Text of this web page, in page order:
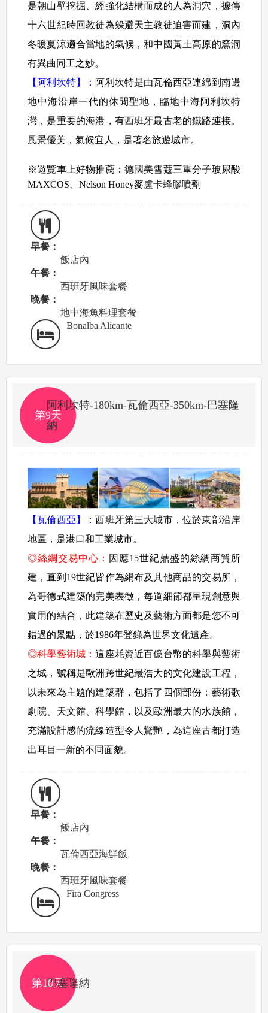
是朝山壁挖掘、經強化結構而成的人為洞穴，據傳
十六世紀時回教徒為躲避天主教徒迫害而建，洞內
冬暖夏涼適合當地的氣候，和中國黃土高原的窯洞
有異曲同工之妙。
【阿利坎特】： 阿利坎特是由瓦倫西亞連綿到南邊
地中海沿岸一代的休閒聖地，臨地中海阿利坎特
灣，是重要的海港，有西班牙最古老的鐵路連接。
風景優美，氣候宜人，是著名旅遊城市。
※遊覽車上好物推薦：德國美雪蔻三重分子玻尿酸
MAXCOS、Nelson Honey麥盧卡蜂膠噴劑
早餐：
飯店內
午餐：
西班牙風味套餐
晚餐：
地中海魚料理套餐
Bonalba Alicante
第9天
阿利坎特-180km-瓦倫西亞-350km-巴塞隆
納
【瓦倫西亞】：西班牙第三大城市，位於東部沿岸
地區，是港口和工業城市。
◎絲綢交易中心： 因應15世紀鼎盛的絲綢商貿所
建，直到19世紀皆作為絹布及其他商品的交易所，
為哥德式建築的完美表徵，每道細節都呈現創意與
實用的結合，此建築在歷史及藝術方面都是您不可
錯過的景點，於1986年登錄為世界文化遺產。
◎科學藝術城：這座耗資近百億台幣的科學與藝術
之城，號稱是歐洲跨世紀最浩大的文化建設工程，
以未來為主題的建築群，包括了四個部份：藝術歌
劇院、天文館、科學館，以及歐洲最大的水族館，
充滿設計感的流線造型令人驚艷，為這座古都打造
出耳目一新的不同面貌。
早餐：
飯店內
午餐：
瓦倫西亞海鮮飯
晚餐：
西班牙風味套餐
Fira Congress
第10天
巴塞隆納